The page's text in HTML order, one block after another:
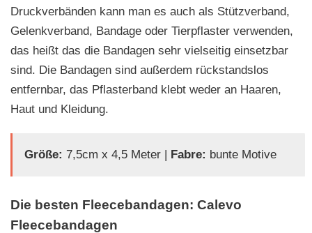
Druckverbänden kann man es auch als Stützverband,
Gelenkverband, Bandage oder Tierpflaster verwenden,
das heißt das die Bandagen sehr vielseitig einsetzbar
sind. Die Bandagen sind außerdem rückstandslos
entfernbar, das Pflasterband klebt weder an Haaren,
Haut und Kleidung.
Größe: 7,5cm x 4,5 Meter | Fabre: bunte Motive
Die besten Fleecebandagen: Calevo
Fleecebandagen